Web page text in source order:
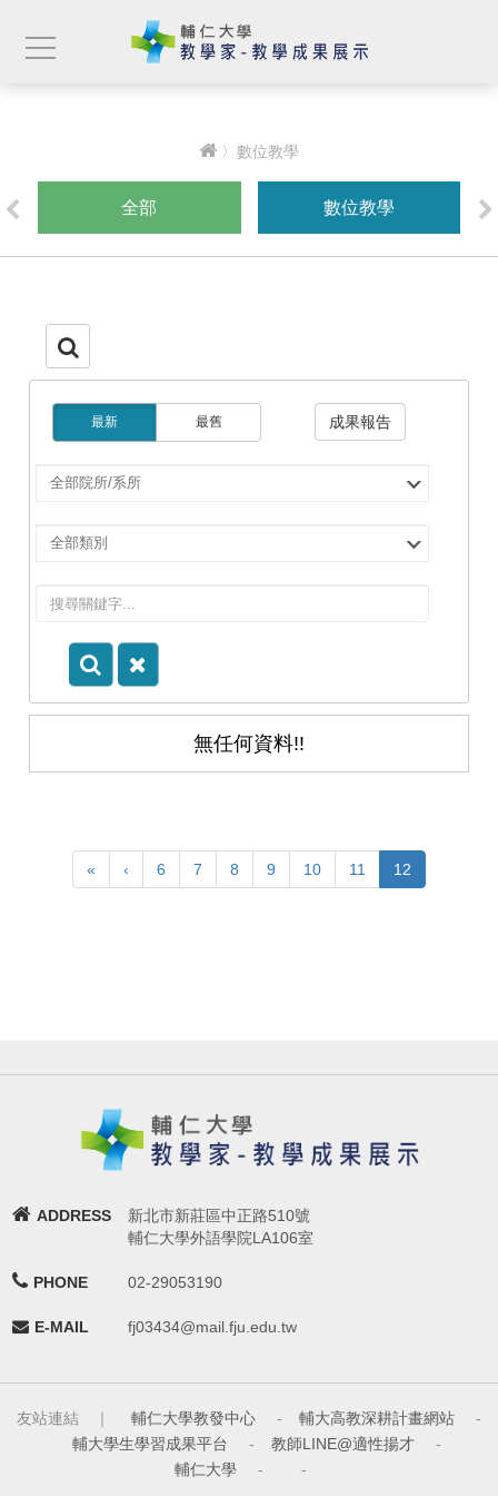
〉數位教學
全部 數位教學
最新 最舊 成果報告
選
所/
所
選
別
無任何資料!!
« ‹ 6 7 8 9 10 11 12
ADDRESS
新北市新莊區中正路510號
輔仁大學外語學院LA106室
PHONE 02-29053190
E-MAIL fj03434@mail.fju.edu.tw
友站連結 ｜ 輔仁大學教發中心 - 輔大高教深耕計畫網站
-
輔大學生學習成果平台
- 教師LINE@適性揚才
-
輔仁大學
- -